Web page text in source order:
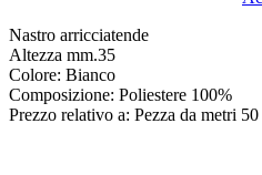
Nastro arricciatende
Altezza mm.35
Colore: Bianco
Composizione: Poliestere 100%
Prezzo relativo a: Pezza da metri 50